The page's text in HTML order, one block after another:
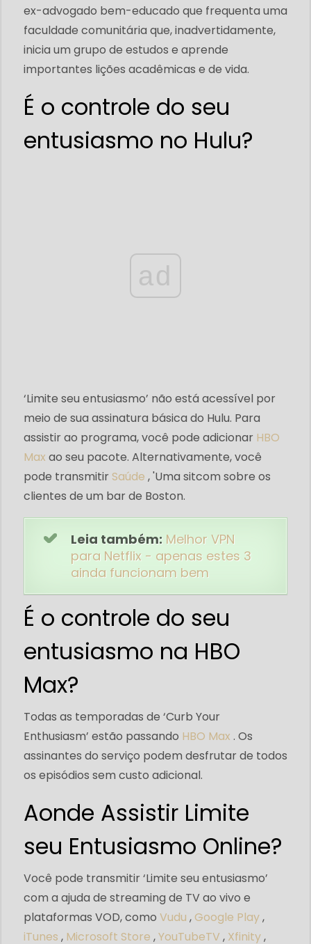
ex-advogado bem-educado que frequenta uma
faculdade comunitária que, inadvertidamente,
inicia um grupo de estudos e aprende
importantes lições acadêmicas e de vida.
É o controle do seu
entusiasmo no Hulu?
ad
‘Limite seu entusiasmo’ não está acessível por
meio de sua assinatura básica do Hulu. Para
assistir ao programa, você pode adicionar HBO
Max ao seu pacote. Alternativamente, você
pode transmitir Saúde , 'Uma sitcom sobre os
clientes de um bar de Boston.
Leia também: Melhor VPN
para Netflix - apenas estes 3
ainda funcionam bem
É o controle do seu
entusiasmo na HBO
Max?
Todas as temporadas de ‘Curb Your
Enthusiasm’ estão passando HBO Max . Os
assinantes do serviço podem desfrutar de todos
os episódios sem custo adicional.
Aonde Assistir Limite
seu Entusiasmo Online?
Você pode transmitir ‘Limite seu entusiasmo’
com a ajuda de streaming de TV ao vivo e
plataformas VOD, como Vudu , Google Play,
iTunes , Microsoft Store ,YouTubeTV , Xfinity,